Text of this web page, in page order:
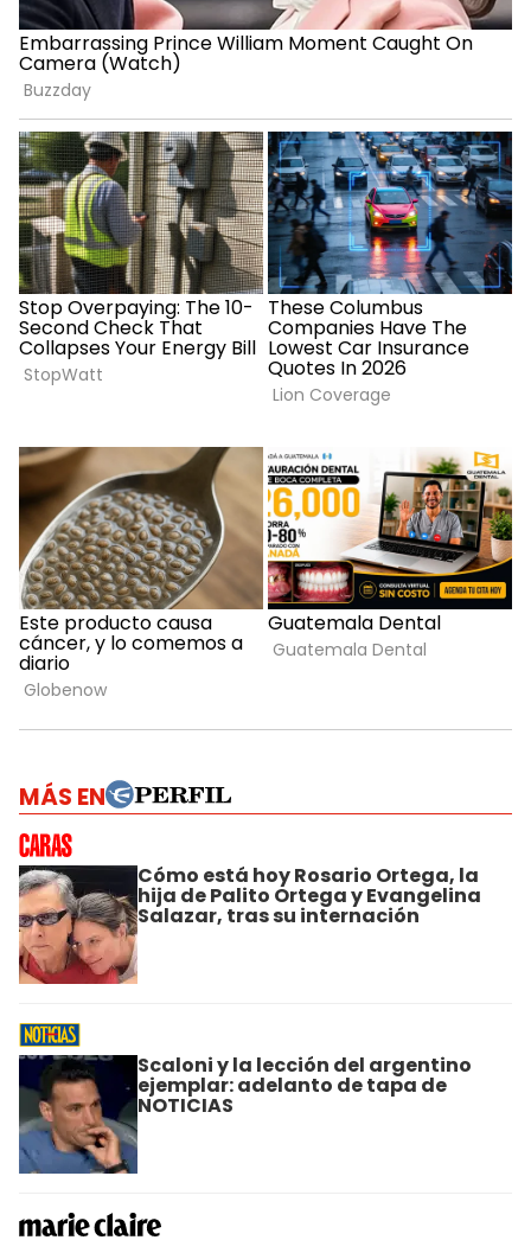
MÁS EN
Cómo está hoy Rosario Ortega, la
hija de Palito Ortega y Evangelina
Salazar, tras su internación
Scaloni y la lección del argentino
ejemplar: adelanto de tapa de
NOTICIAS